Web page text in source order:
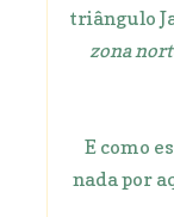
triângulo
zona
E como
nada por